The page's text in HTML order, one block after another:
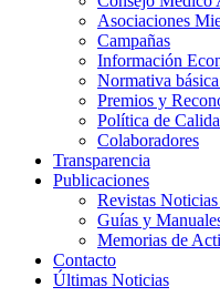
Asociaciones
Campañas
Información
Normativa
Premios y
Política de
Colaboradores
Transparencia
Publicaciones
Revistas
Guías y
Memorias de
Contacto
Últimas Noticias